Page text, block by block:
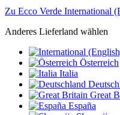
Zu Ecco Verde International
Anderes Lieferland wählen
Österreich
Italia
Great
España